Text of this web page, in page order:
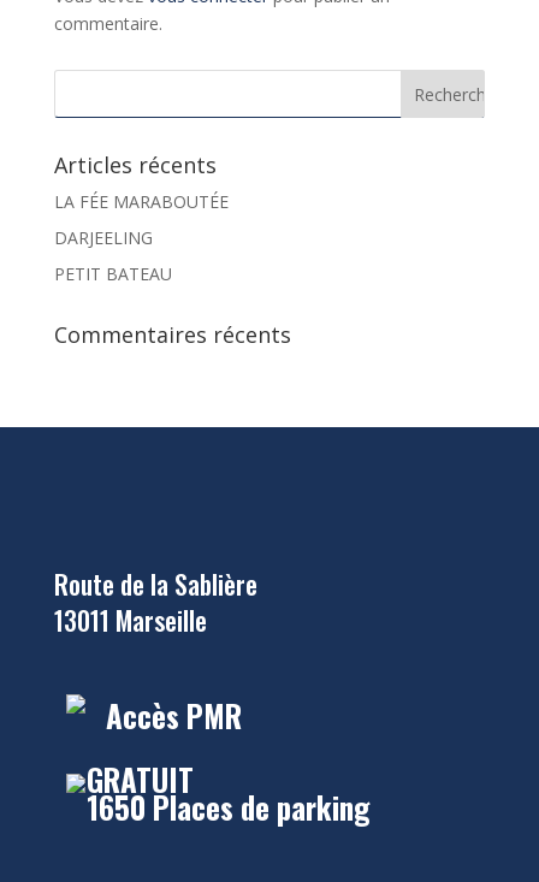
commentaire.
Articles récents
LA FÉE MARABOUTÉE
DARJEELING
PETIT BATEAU
Commentaires récents
Route de la Sablière
13011 Marseille
Accès PMR
GRATUIT
1650 Places de parking